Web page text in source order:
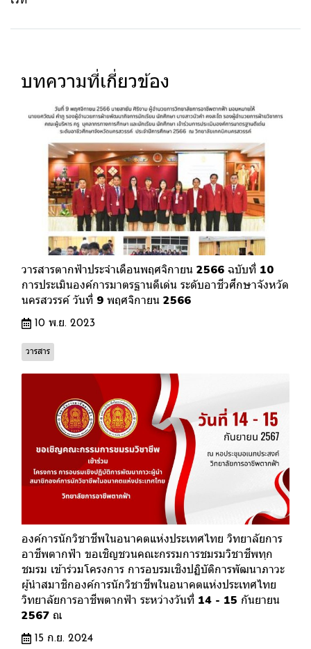
บทความที่เกี่ยวข้อง
วารสารตากฟ้าประจำเดือนพฤศจิกายน 2566 ฉบับที่ 10
การประเมินองค์การมาตรฐานดีเด่น ระดับอาชีวศึกษาจังหวัด
นครสวรรค์ วันที่ 9 พฤศจิกายน 2566
10 พ.ย. 2023
วารสาร
องค์การนักวิชาชีพในอนาคตแห่งประเทศไทย วิทยาลัยการ
อาชีพตากฟ้า ขอเชิญชวนคณะกรรมการชมรมวิชาชีพทุก
ชมรม เข้าร่วมโครงการ การอบรมเชิงปฏิบัติการพัฒนาภาวะ
ผู้นำสมาชิกองค์การนักวิชาชีพในอนาคตแห่งประเทศไทย
วิทยาลัยการอาชีพตากฟ้า ระหว่างวันที่ 14 - 15 กันยายน
2567 ณ
15 ก.ย. 2024